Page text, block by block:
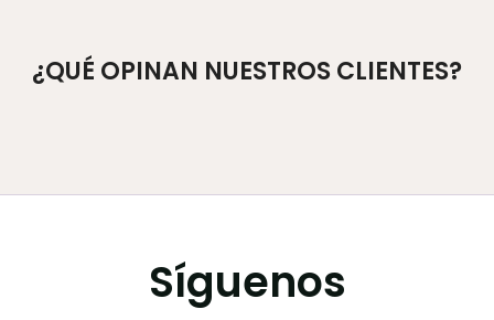
¿QUÉ OPINAN NUESTROS CLIENTES?
Síguenos